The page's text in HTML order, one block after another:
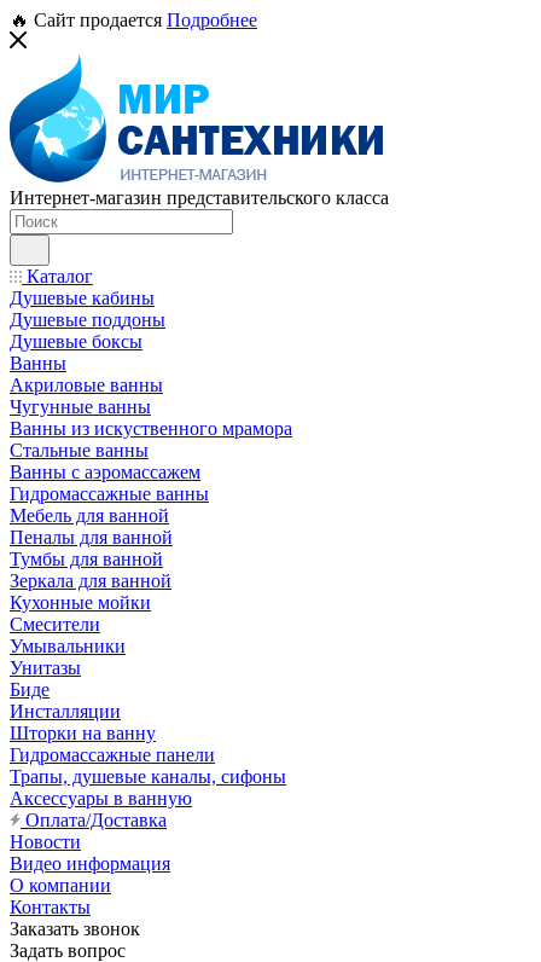
🔥 Сайт продается Подробнее
Интернет-магазин представительского класса
Каталог
Душевые кабины
Душевые поддоны
Душевые боксы
Ванны
Акриловые ванны
Чугунные ванны
Ванны из искуственного мрамора
Стальные ванны
Ванны с аэромассажем
Гидромассажные ванны
Мебель для ванной
Пеналы для ванной
Тумбы для ванной
Зеркала для ванной
Кухонные мойки
Смесители
Умывальники
Унитазы
Биде
Инсталляции
Шторки на ванну
Гидромассажные панели
Трапы, душевые каналы, сифоны
Аксессуары в ванную
Оплата/Доставка
Новости
Видео информация
О компании
Контакты
Заказать звонок
Задать вопрос